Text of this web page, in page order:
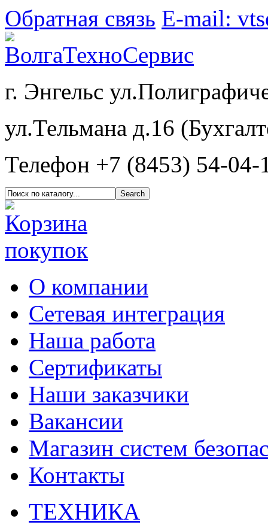
Обратная связь E-mail:
г. Энгельс
ул.Тельмана д.16
Телефон +7 (8453) 54-04-
О компании
Сетевая интеграция
Наша работа
Сертификаты
Наши заказчики
Вакансии
Магазин систем
Контакты
ТЕХНИКА